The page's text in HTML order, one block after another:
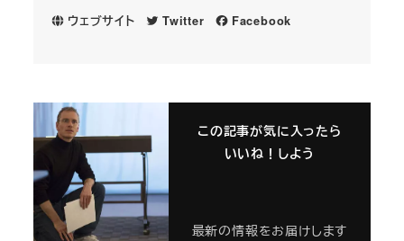
ウェブサイト Twitter Facebook
この記事が気に入ったら
いいね！しよう
最新の情報をお届けします